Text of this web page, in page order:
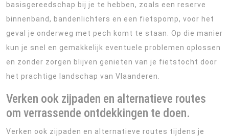
basisgereedschap bij je te hebben, zoals een reserve
binnenband, bandenlichters en een fietspomp, voor het
geval je onderweg met pech komt te staan. Op die manier
kun je snel en gemakkelijk eventuele problemen oplossen
en zonder zorgen blijven genieten van je fietstocht door
het prachtige landschap van Vlaanderen.
Verken ook zijpaden en alternatieve routes
om verrassende ontdekkingen te doen.
Verken ook zijpaden en alternatieve routes tijdens je